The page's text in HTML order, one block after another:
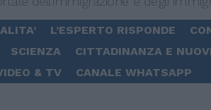
L’ESPERTO RISPONDE
SCIENZA
CITTADINANZA E
& TV CANALE WHATSAPP